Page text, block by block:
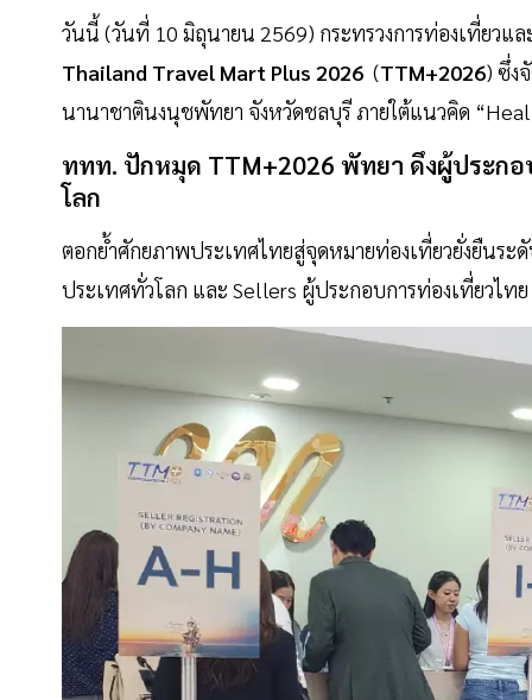
วันนี้ (วันที่ 10 มิถุนายน 2569) กระทรวงการท่องเที่ยวแ
Thailand Travel Mart Plus 2026 (TTM+2026) ซึ่ง
นานาชาตินงนุชพัทยา จังหวัดชลบุรี ภายใต้แนวคิด
ททท. ปักหมุด TTM+2026 พัทยา ดึงผู้ประกอ
โลก
ตอกย้ำศักยภาพประเทศไทยสู่จุดหมายท่องเที่ยวยั่งยืนระดั
ประเทศทั่วโลก และ Sellers ผู้ประกอบการท่องเที่ยวไท